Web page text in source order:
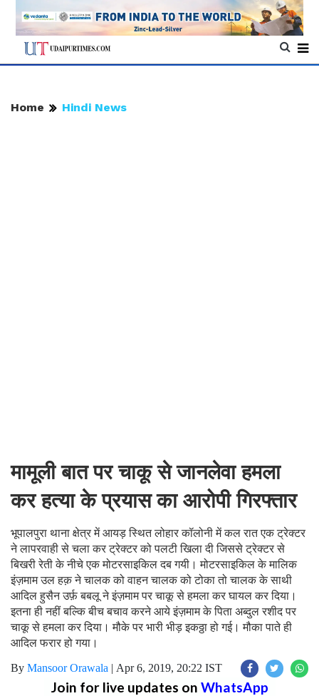
Home Hindi News
मामूली बात पर चाकू से जानलेवा हमला
कर हत्या के प्रयास का आरोपी गिरफ्तार
भूपालपुरा थाना क्षेत्र में आयड़ स्थित लोहार कॉलोनी में कल रात एक ट्रेक्टर
ने लापरवाही से चला कर ट्रेक्टर को पलटी खिला दी जिससे ट्रेक्टर से
बिखरी रेती के नीचे एक मोटरसाइकिल दब गयी। मोटरसाइकिल के मालिक
इंज़माम उल हक़ ने चालक को वाहन चालक को टोका तो चालक के साथी
आदिल हुसैन उर्फ़ बबलू ने इंज़माम पर चाकू से हमला कर घायल कर दिया।
इतना ही नहीं बल्कि बीच बचाव करने आये इंज़माम के पिता अब्दुल रशीद पर
चाकू से हमला कर दिया। मौके पर भारी भीड़ इकठ्ठा हो गई। मौका पाते ही
आदिल फरार हो गया।
By Mansoor Orawala | Apr 6, 2019, 20:22 IST
Join for live updates on WhatsApp